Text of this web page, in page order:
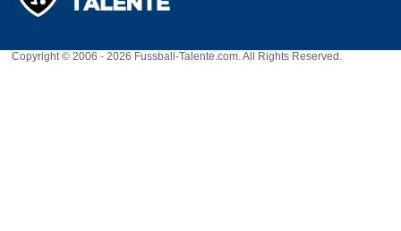
Copyright © 2006 - 2026 Fussball-Talente.com. All Rights Reserved.